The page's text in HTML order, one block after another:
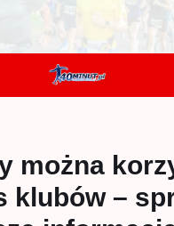
można
klubów –